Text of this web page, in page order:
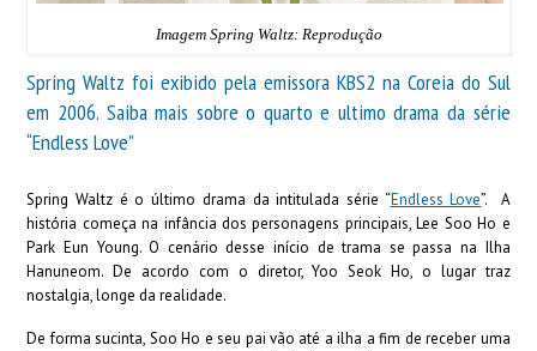
Imagem Spring Waltz: Reprodução
Spring Waltz foi exibido pela emissora KBS2 na Coreia do Sul
em 2006. Saiba mais sobre o quarto e ultimo drama da série
“Endless Love”
Spring Waltz é o último drama da intitulada série “Endless Love”. A
história começa na infância dos personagens principais, Lee Soo Ho e
Park Eun Young. O cenário desse início de trama se passa na Ilha
Hanuneom. De acordo com o diretor, Yoo Seok Ho, o lugar traz
nostalgia, longe da realidade.
De forma sucinta, Soo Ho e seu pai vão até a ilha a fim de receber uma